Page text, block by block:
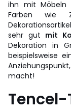
ihn mit Möbeln
Farben wie
sehr gut mit
Dekoration in
beispielsweise
macht!